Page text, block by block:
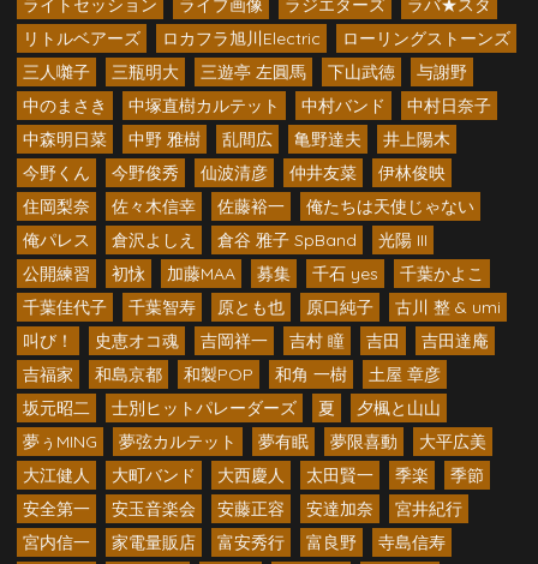
ライトセッション
ライブ画像 ラジエターズ
ラバ★スタ
リトルベアーズ
ロカフラ旭川Electric
ローリングストーンズ
三人囃子
三瓶明大 三遊亭 左圓馬 下山武徳
与謝野
中のまさき
中塚直樹カルテット 中村バンド
中村日奈子
中森明日菜
中野 雅樹 乱間広 亀野達夫
井上陽木
今野くん
今野俊秀 仙波清彦 仲井友菜
伊林俊映
住岡梨奈
佐々木信幸 佐藤裕一
俺たちは天使じゃない
俺パレス
倉沢よしえ 倉谷 雅子 SpBand
光陽 III
公開練習
初怺 加藤MAA 募集 千石 yes
千葉かよこ
千葉佳代子
千葉智寿 原とも也 原口純子
古川 整 & umi
叫び！
史恵オコ魂 吉岡祥一 吉村 瞳 吉田
吉田達庵
吉福家
和島京都 和製POP 和角 一樹
土屋 章彦
坂元昭二
士別ヒットパレーダーズ 夏
夕楓と山山
夢ぅMING
夢弦カルテット 夢有眠 夢限喜動
大平広美
大江健人
大町バンド 大西慶人 太田賢一 季楽
季節
安全第一
安玉音楽会 安藤正容 安達加奈
宮井紀行
宮内信一
家電量販店 富安秀行 富良野
寺島信寿